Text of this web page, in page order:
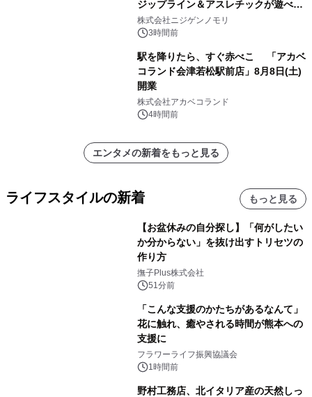
ジップライン＆アスレチックが遊べる
のは今年が最後！ 「ラスト！ドキがム
ネムネ～大作戦！」始動
株式会社ニジゲンノモリ
3時間前
駅を降りたら、すぐ赤べこ 「アカベ
コランド会津若松駅前店」8月8日(土)
開業
株式会社アカベコランド
4時間前
エンタメの新着をもっと見る
ライフスタイルの新着 もっと見る
【お盆休みの自分探し】「何がしたい
か分からない」を抜け出すトリセツの
作り方
撫子Plus株式会社
51分前
「こんな支援のかたちがあるなんて」
花に触れ、癒やされる時間が熊本への
支援に
フラワーライフ振興協議会
1時間前
野村工務店、北イタリア産の天然しっ